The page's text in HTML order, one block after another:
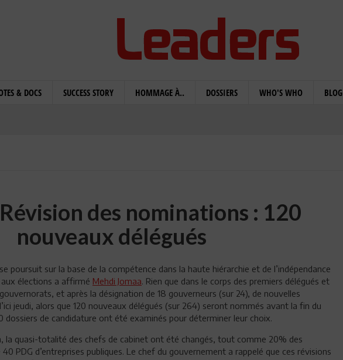
& DOCS SUCCESS STORY HOMMAGE À.. DOSSIERS WHO'S WHO BLOG
des nominations : 120
nouveaux délégués
poursuit sur la base de la compétence dans la haute hiérarchie et de l’indépendance
élections a affirmé Mehdi Jomaa. Rien que dans le corps des premiers délégués et
et après la désignation de 18 gouverneurs (sur 24), de nouvelles
jeudi, alors que 120 nouveaux délégués (sur 264) seront nommés avant la fin du
dossiers de candidature ont été examinés pour déterminer leur choix.
la quasi-totalité des chefs de cabinet ont été changés, tout comme 20% des
PDG d’entreprises publiques. Le chef du gouvernement a rappelé que ces révisions